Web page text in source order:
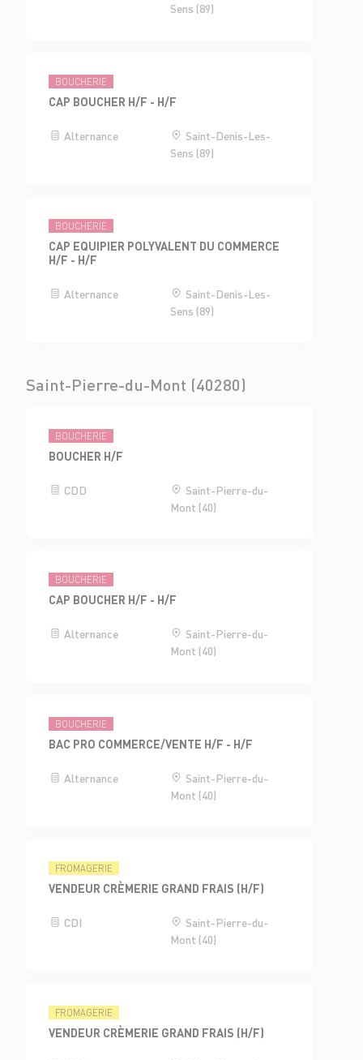
Sens (89)
BOUCHERIE
CAP BOUCHER H/F - H/F
Alternance
Saint-Denis-Les-
Sens (89)
BOUCHERIE
CAP EQUIPIER POLYVALENT DU COMMERCE
H/F - H/F
Alternance
Saint-Denis-Les-
Sens (89)
Saint-Pierre-du-Mont (40280)
BOUCHERIE
BOUCHER H/F
CDD
Saint-Pierre-du-
Mont (40)
BOUCHERIE
CAP BOUCHER H/F - H/F
Alternance
Saint-Pierre-du-
Mont (40)
BOUCHERIE
BAC PRO COMMERCE/VENTE H/F - H/F
Alternance
Saint-Pierre-du-
Mont (40)
FROMAGERIE
VENDEUR CRÈMERIE GRAND FRAIS (H/F)
CDI
Saint-Pierre-du-
Mont (40)
FROMAGERIE
VENDEUR CRÈMERIE GRAND FRAIS (H/F)